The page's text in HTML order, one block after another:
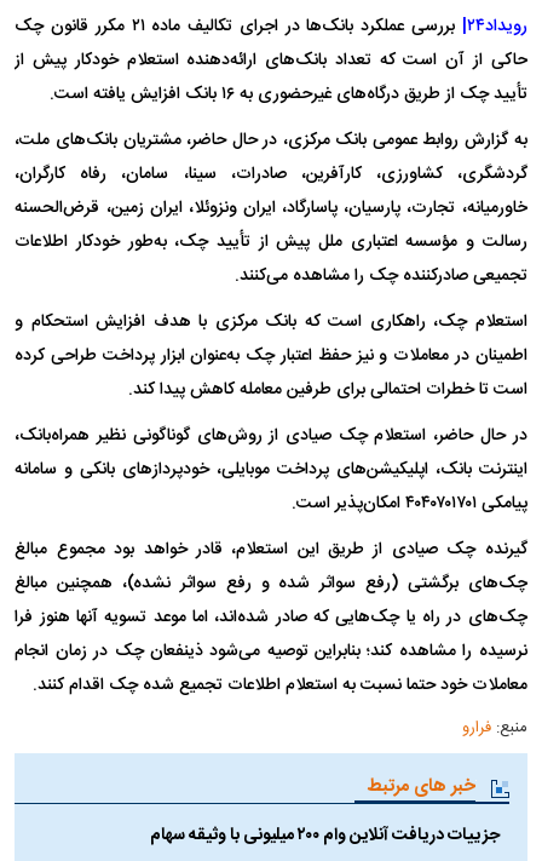
رویداد۲۴|
بررسی عملکرد بانک‌ها در اجرای تکالیف ماده ۲۱ مکرر قانون چک
حاکی از آن است که تعداد بانک‌های ارائه‌دهنده استعلام خودکار پیش از
تأیید چک از طریق درگاه‌های غیرحضوری به ۱۶ بانک افزایش یافته است.
به گزارش روابط عمومی بانک مرکزی، در حال حاضر، مشتریان بانک‌های ملت،
گردشگری، کشاورزی، کارآفرین، صادرات، سینا، سامان، رفاه کارگران،
خاورمیانه، تجارت، پارسیان، پاسارگاد، ایران ونزوئلا، ایران زمین، قرض‌الحسنه
رسالت و مؤسسه اعتباری ملل پیش از تأیید چک، به‌طور خودکار اطلاعات
تجمیعی صادرکننده چک را مشاهده می‌کنند.
استعلام چک، راهکاری است که بانک مرکزی با هدف افزایش استحکام و
اطمینان در معاملات و نیز حفظ اعتبار چک به‌عنوان ابزار پرداخت طراحی کرده
است تا خطرات احتمالی برای طرفین معامله کاهش پیدا کند.
در حال حاضر، استعلام چک صیادی از روش‌های گوناگونی نظیر همراه‌بانک،
اینترنت بانک، اپلیکیشن‌های پرداخت موبایلی، خودپرداز‌های بانکی و سامانه
پیامکی ۴۰۴۰۷۰۱۷۰۱ امکان‌پذیر است.
گیرنده چک صیادی از طریق این استعلام، قادر خواهد بود مجموع مبالغ
چک‌های برگشتی (رفع سواثر شده و رفع سواثر نشده)، همچنین مبالغ
چک‌های در راه یا چک‌هایی که صادر شده‌اند، اما موعد تسویه آنها هنوز فرا
نرسیده را مشاهده کند؛ بنابراین توصیه می‌شود ذینفعان چک در زمان انجام
معاملات خود حتما نسبت به استعلام اطلاعات تجمیع شده چک اقدام کنند.
منبع:فرارو
خبر های مرتبط
جزییات دریافت آنلاین وام ۲۰۰ میلیونی با وثیقه سهام